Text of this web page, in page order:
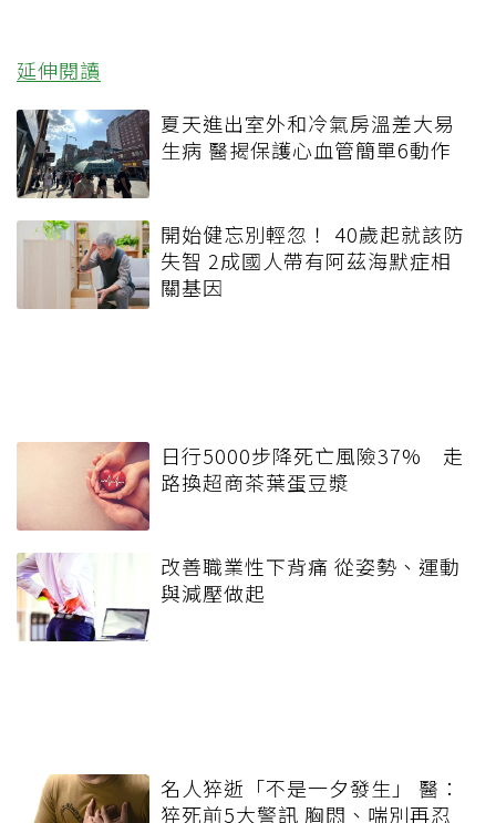
延伸閱讀
夏天進出室外和冷氣房溫差大易
生病 醫揭保護心血管簡單6動作
開始健忘別輕忽！ 40歲起就該防
失智 2成國人帶有阿茲海默症相
關基因
日行5000步降死亡風險37% 走
路換超商茶葉蛋豆漿
改善職業性下背痛 從姿勢、運動
與減壓做起
名人猝逝「不是一夕發生」 醫：
猝死前5大警訊 胸悶、喘別再忍